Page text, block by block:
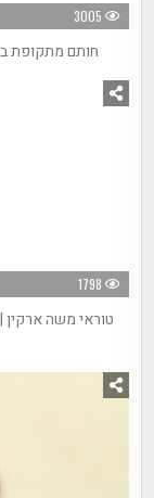
3005
חותם מתקופת
1798
טוראי משה ארקין